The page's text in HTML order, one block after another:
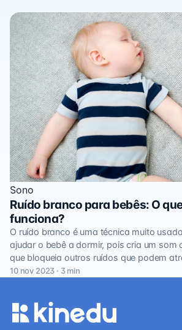
Sono
Ruído branco para bebês: O
funciona?
O ruído branco é uma técnica muito
ajudar o bebê a dormir, pois cria um som
que bloqueia outros ruídos que podem
10 nov 2023 · 3 min